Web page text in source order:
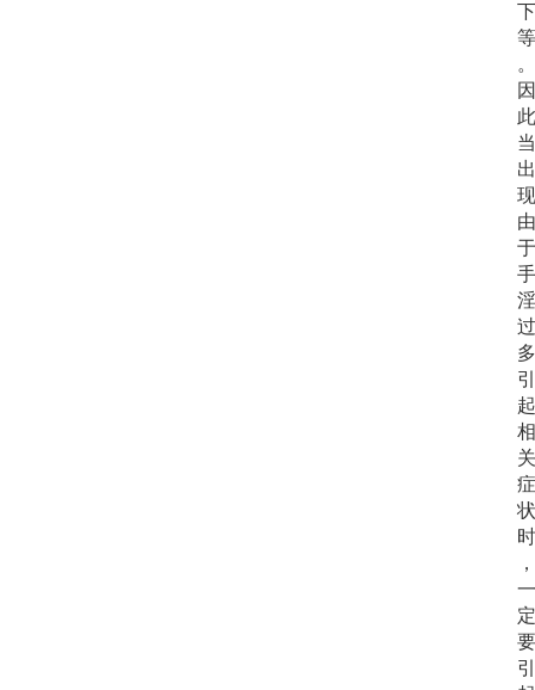
下
等
。
因
此
当
出
现
由
于
手
淫
过
多
引
起
相
关
症
状
时
，
一
定
要
引